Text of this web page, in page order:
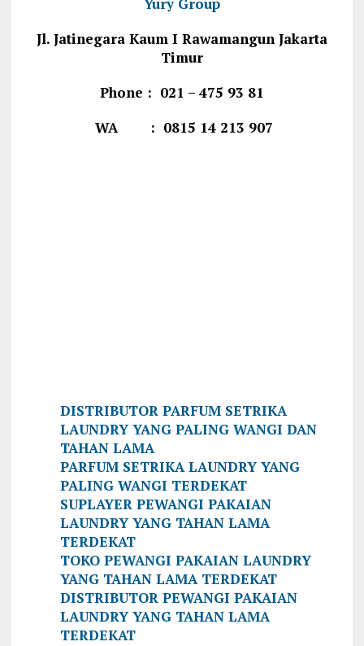
Yury Group
Jl. Jatinegara Kaum I Rawamangun Jakarta
Timur
Phone : 021 – 475 93 81
WA : 0815 14 213 907
DISTRIBUTOR PARFUM SETRIKA
LAUNDRY YANG PALING WANGI DAN
TAHAN LAMA
PARFUM SETRIKA LAUNDRY YANG
PALING WANGI TERDEKAT
SUPLAYER PEWANGI PAKAIAN
LAUNDRY YANG TAHAN LAMA
TERDEKAT
TOKO PEWANGI PAKAIAN LAUNDRY
YANG TAHAN LAMA TERDEKAT
DISTRIBUTOR PEWANGI PAKAIAN
LAUNDRY YANG TAHAN LAMA
TERDEKAT